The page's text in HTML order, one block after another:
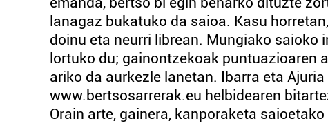
lanagaz bukatuko da saioa. Kasu
doinu eta neurri librean. Mungiako
lortuko du; gainontzekoak puntuazioaren
ariko da aurkezle lanetan. Ibarra eta
www.bertsosarrerak.eu helbidearen
Orain arte, gainera, kanporaketa